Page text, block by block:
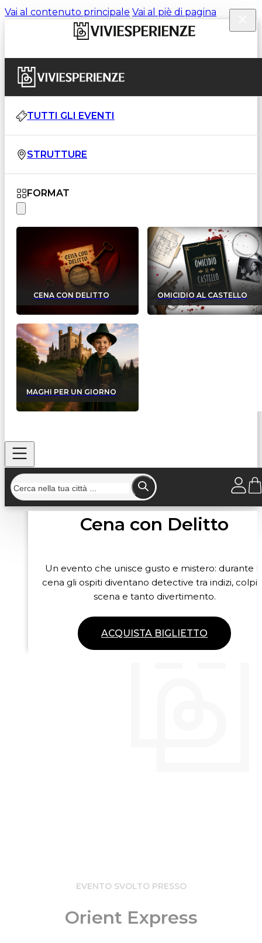
Vai al contenuto principale Vai al piè di pagina
TUTTI GLI EVENTI
STRUTTURE
FORMAT
CENA CON DELITTO OMICIDIO AL CASTELLO
MAGHI PER UN GIORNO
Cena con Delitto
Un evento che unisce gusto e mistero: durante
cena gli ospiti diventano detective tra indizi, colpi
scena e tanto divertimento.
ACQUISTA BIGLIETTO
EVENTO SVOLTO PRESSO
Orient Express